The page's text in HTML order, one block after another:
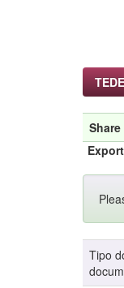
TEDE
Share
Tipo